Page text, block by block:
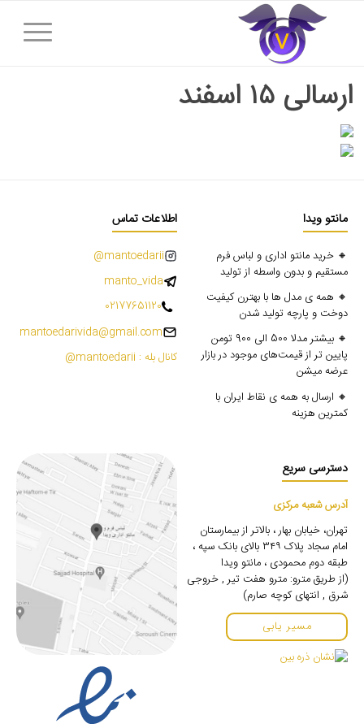
ارسالی ۱۵ اسفند
مانتو ویدا
🔸 خرید مانتو اداری و لباس فرم
مستقیم و بدون واسطه از تولید
🔸 همه ی مدل ها با بهترن کیفیت
دوخت و پارچه تولید شدن
🔸 بیشتر مدلا 500 الی 900 تومن
پایین تر از قیمت‌های موجود در بازار
عرضه میشن
🔸 ارسال به همه ی نقاط ایران با
کمترین هزینه
اطلاعات تماس
mantoedarii@
manto_vida
02177651120
mantoedarivida@gmail.com
کانال بله : mantoedarii@
دسترسی سریع
آدرس شعبه مرکزی
تهران، خیابان بهار ، بالاتر از بیمارستان
امام سجاد پلاک ۳۴۹ بالای بانک سپه ،
طبقه دوم محمودی ، مانتو ویدا
(از طریق مترو: مترو هفت تیر , خروجی
شرق , انتهای کوچه صارم)
مسیر یابی